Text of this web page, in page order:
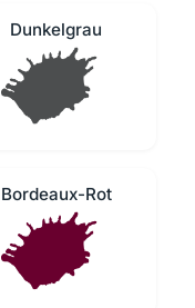
Dunkelgrau
Bordeaux-Rot